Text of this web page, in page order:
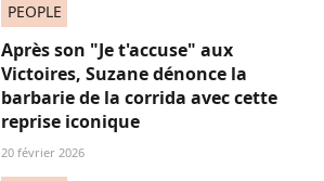
PEOPLE
Après son "Je t'accuse" aux
Victoires, Suzane dénonce la
barbarie de la corrida avec cette
reprise iconique
20 février 2026